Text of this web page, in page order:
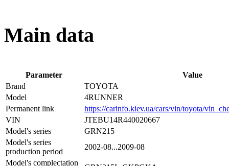
Main data
Parameter
Value
Brand
TOYOTA
Model
4RUNNER
Permanent link
https://carinfo.kiev.ua/cars/vin/toyota/
VIN
JTEBU14R440020667
Model's series
GRN215
Model's series
production period
2002-08...2009-08
Model's complectation